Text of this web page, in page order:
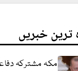
ترین خبریں
مکہ مشترکہ